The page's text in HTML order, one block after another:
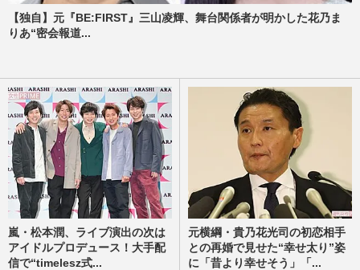
【独自】元『BE:FIRST』三山凌輝、舞台関係者が明かした花乃ま
りあ“密会報道...
嵐・松本潤、ライブ演出の次は
アイドルプロデュース！大手配
信で“timelesz式...
元横綱・貴乃花光司の初恋相手
との再婚で見せた“幸せ太り”姿
に「昔より幸せそう」「...